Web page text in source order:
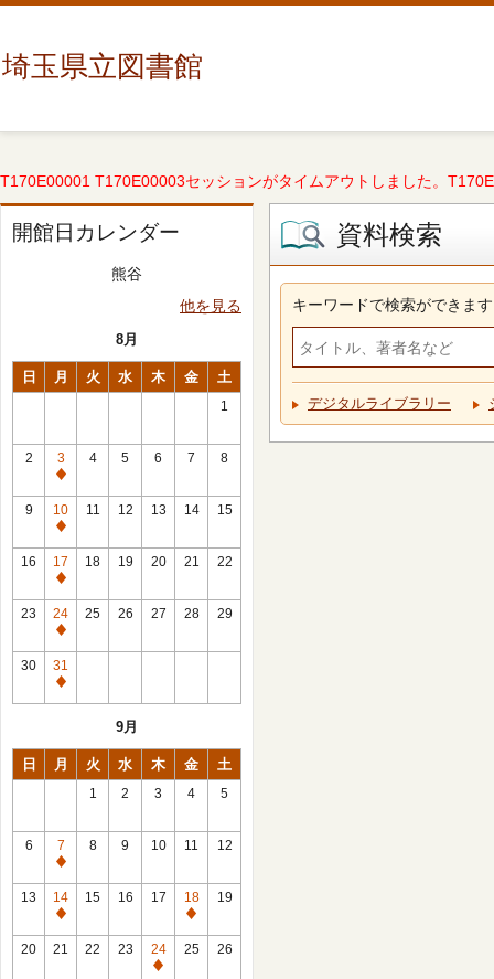
埼玉県立図書館
T170E00001 T170E00003セッションがタイムアウトしました。
開館日カレンダー
熊谷
他を見る
8月
日 月 火 水 木 金 土
1
2
3
休
館
日
4 5 6 7 8
9
10
休
館
日
11 12 13 14 15
16
17
休
館
日
18 19 20 21 22
23
24
休
館
日
25 26 27 28 29
30
31
休
9月
日 月 火 水 木 金 土
1 2 3 4 5
6
7
休
館
日
8 9 10 11 12
13
14
休
館
15 16 17
18
休
館
19
20 21 22 23
24
休
25 26
資料検索
キーワードで検索ができます
デジタルライブラリー